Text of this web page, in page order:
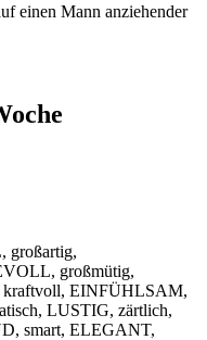
einen Mann anziehender
großartig,
großmütig,
EINFÜHLSAM,
LUSTIG, zärtlich,
smart, ELEGANT,